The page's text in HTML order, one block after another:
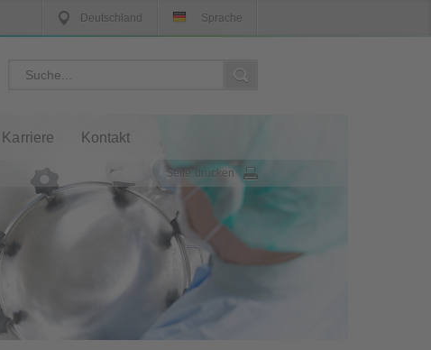
Deutschland Sprache
Karriere Kontakt
Seite drucken